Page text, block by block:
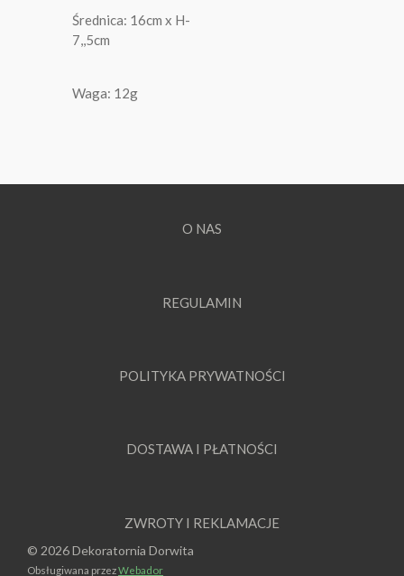
Średnica: 16cm x H-
7,,5cm
Waga: 12g
O NAS
REGULAMIN
POLITYKA PRYWATNOŚCI
DOSTAWA I PŁATNOŚCI
ZWROTY I REKLAMACJE
© 2026 Dekoratornia Dorwita
Obsługiwana przezWebador